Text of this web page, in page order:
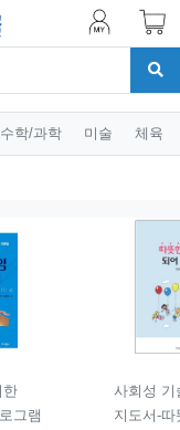
수학/과학 미술 체육
한
그램
사회성 기
지도서-